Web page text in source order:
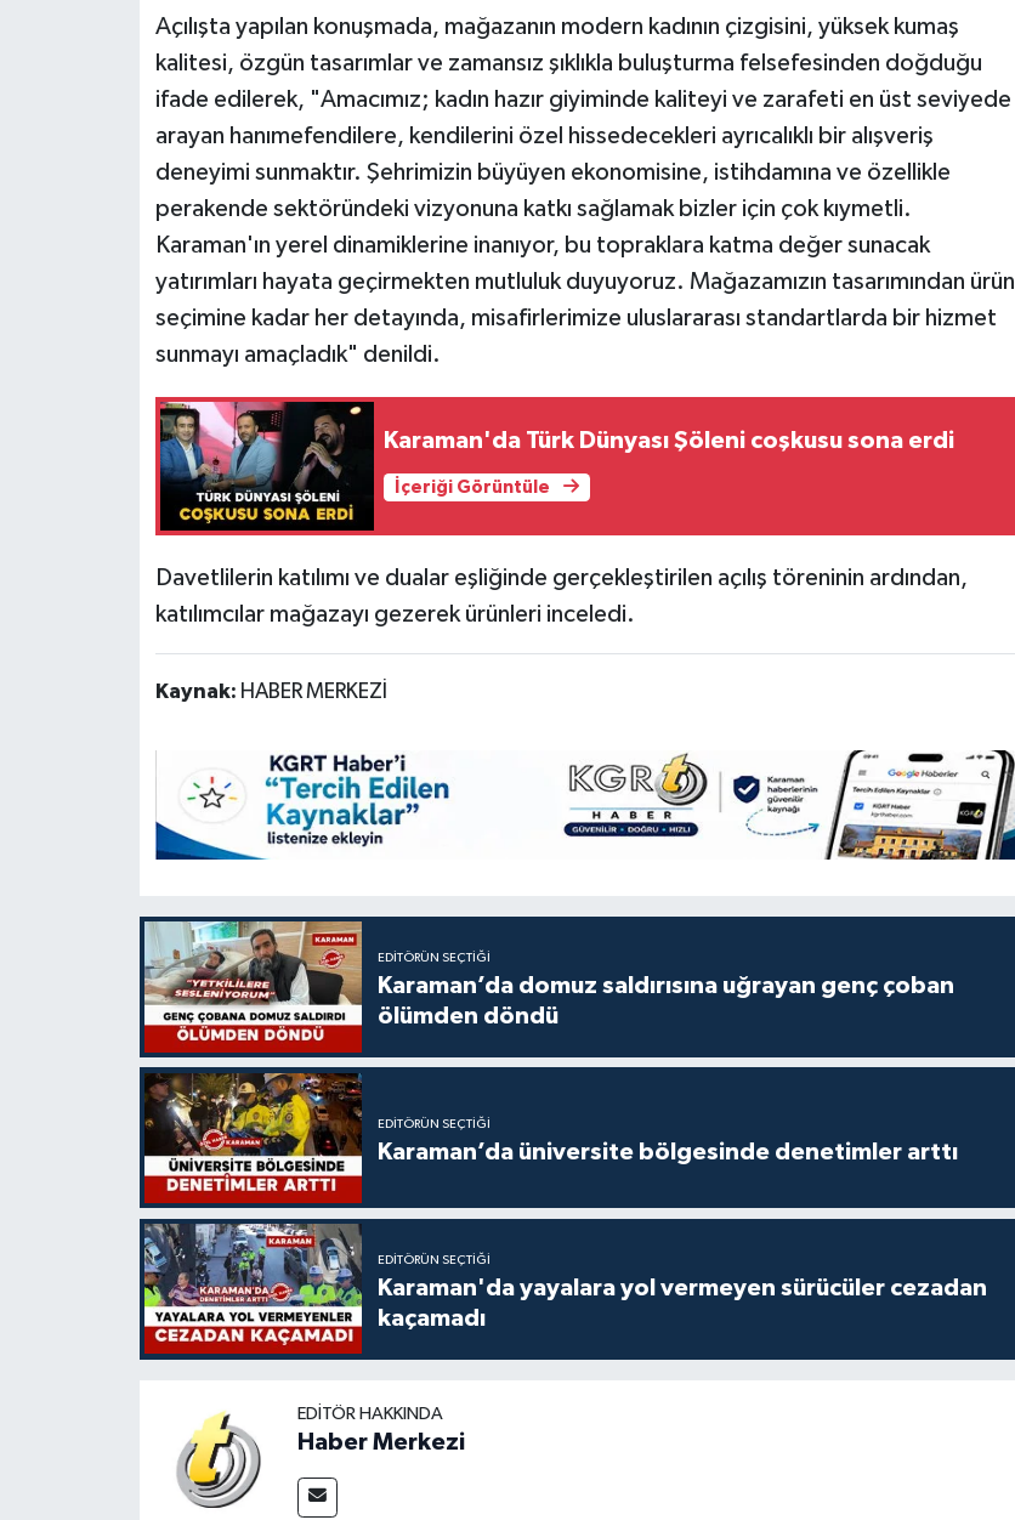
Açılışta yapılan konuşmada, mağazanın modern kadının çizgisini, yüksek kumaş
kalitesi, özgün tasarımlar ve zamansız şıklıkla buluşturma felsefesinden doğduğu
ifade edilerek, "Amacımız; kadın hazır giyiminde kaliteyi ve zarafeti en üst seviyede
arayan hanımefendilere, kendilerini özel hissedecekleri ayrıcalıklı bir alışveriş
deneyimi sunmaktır. Şehrimizin büyüyen ekonomisine, istihdamına ve özellikle
perakende sektöründeki vizyonuna katkı sağlamak bizler için çok kıymetli.
Karaman'ın yerel dinamiklerine inanıyor, bu topraklara katma değer sunacak
yatırımları hayata geçirmekten mutluluk duyuyoruz. Mağazamızın tasarımından ürün
seçimine kadar her detayında, misafirlerimize uluslararası standartlarda bir hizmet
sunmayı amaçladık" denildi.
Karaman'da Türk Dünyası Şöleni coşkusu sona erdi
İçeriği Görüntüle
Davetlilerin katılımı ve dualar eşliğinde gerçekleştirilen açılış töreninin ardından,
katılımcılar mağazayı gezerek ürünleri inceledi.
Kaynak: HABER MERKEZİ
EDITÖRÜN SEÇTIĞI
Karaman’da domuz saldırısına uğrayan genç çoban
ölümden döndü
EDITÖRÜN SEÇTIĞI
Karaman’da üniversite bölgesinde denetimler arttı
EDITÖRÜN SEÇTIĞI
Karaman'da yayalara yol vermeyen sürücüler cezadan
kaçamadı
EDITÖR HAKKINDA
Haber Merkezi